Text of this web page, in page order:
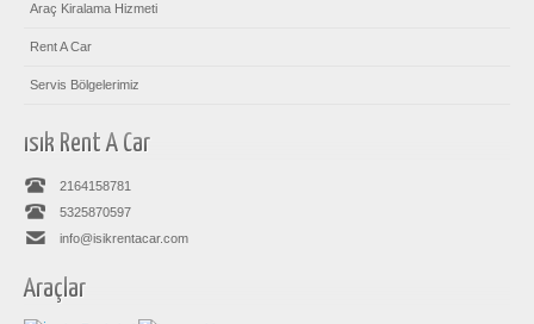
Araç Kiralama Hizmeti
Rent A Car
Servis Bölgelerimiz
ısık Rent A Car
2164158781
5325870597
info@isikrentacar.com
Araçlar